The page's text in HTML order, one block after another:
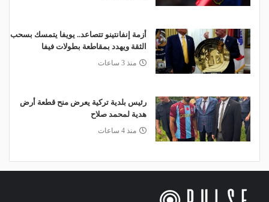
أزمة إنفانتينو تتصاعد.. يويفا يتمسك بسحب
الثقة ويهدد بمقاطعة بطولات فيفا
منذ 3 ساعات
رئيس بلدية تركية يعرض منح قطعة أرض
هدية لمحمد صلاح
منذ 4 ساعات